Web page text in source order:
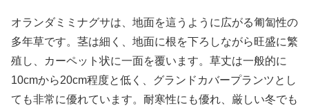
オランダミミナグサは、地面を這うように広がる匍匐性の
多年草です。茎は細く、地面に根を下ろしながら旺盛に繁
殖し、カーペット状に一面を覆います。草丈は一般的に
10cmから20cm程度と低く、グランドカバープランツとし
ても非常に優れています。耐寒性にも優れ、厳しい冬でも